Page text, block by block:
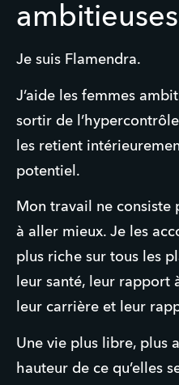
ambitieuses
Je suis Flamendra.
J’aide les femmes
sortir de
les retient
potentiel.
Mon travail ne consiste
à aller mieux. Je les
plus riche sur tous les
leur santé, leur rapport
leur carrière et leur
Une vie plus libre, plus
hauteur de ce qu’elles